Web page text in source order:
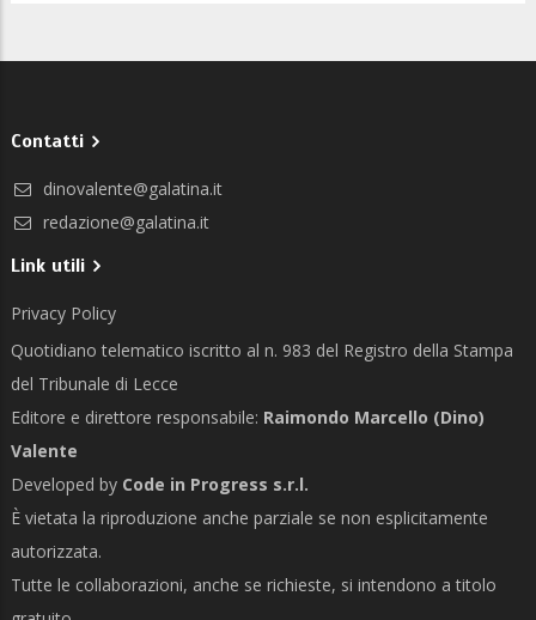
Contatti
dinovalente@galatina.it
redazione@galatina.it
Link utili
Privacy Policy
Quotidiano telematico iscritto al n. 983 del Registro della Stampa
del Tribunale di Lecce
Editore e direttore responsabile: Raimondo Marcello (Dino)
Valente
Developed by Code in Progress s.r.l.
È vietata la riproduzione anche parziale se non esplicitamente
autorizzata.
Tutte le collaborazioni, anche se richieste, si intendono a titolo